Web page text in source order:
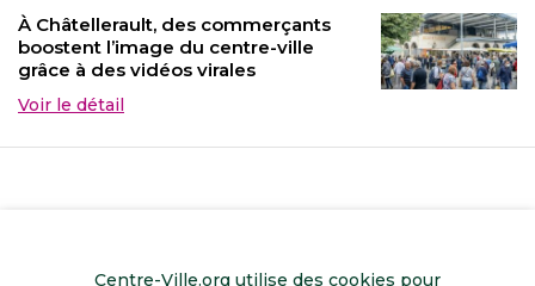
À Châtellerault, des commerçants
boostent l’image du centre-ville
grâce à des vidéos virales
Voir le détail
Centre-Ville.org utilise des cookies pour